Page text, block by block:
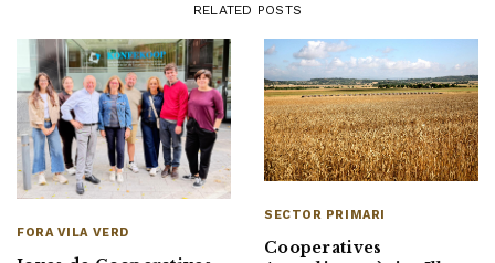
RELATED POSTS
FORA VILA VERD
SECTOR PRIMARI
Cooperatives